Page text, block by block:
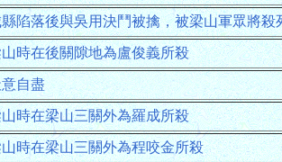
陷落後與吳用決鬥被擒，被梁山軍眾將殺
時在後關隙地為盧俊義所殺
自盡
時在梁山三關外為羅成所殺
時在梁山三關外為程咬金所殺